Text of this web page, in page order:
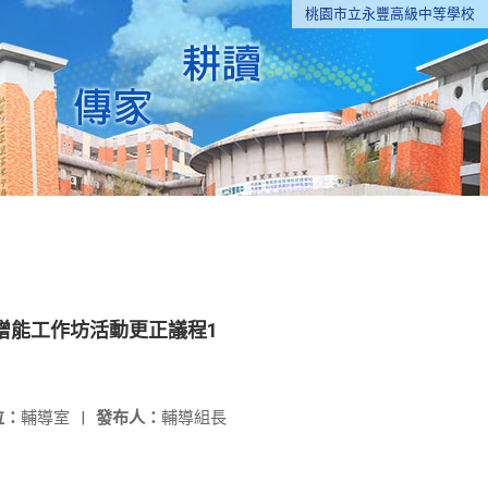
桃園市立永豐高級中等學校
工作坊活動更正議程1
發布人： 輔導組長
輔導室 |